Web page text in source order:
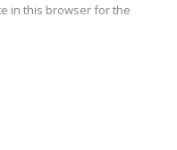
in this browser for the